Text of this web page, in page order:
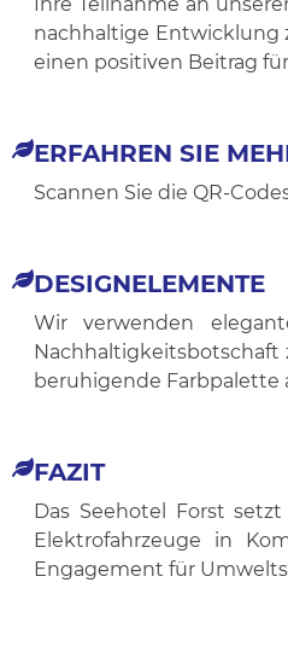
nachhaltige Entwicklung
einen positiven Beitrag
ERFAHREN SIE
Scannen Sie die QR-
DESIGNELEMENTE
Wir verwenden
Nachhaltigkeitsbotschaft
beruhigende Farbpalette
FAZIT
Das Seehotel Forst
Elektrofahrzeuge in
Engagement für